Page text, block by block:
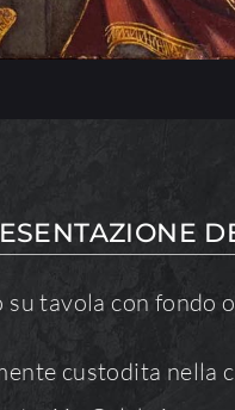
su tavola con fondo
custodita nella